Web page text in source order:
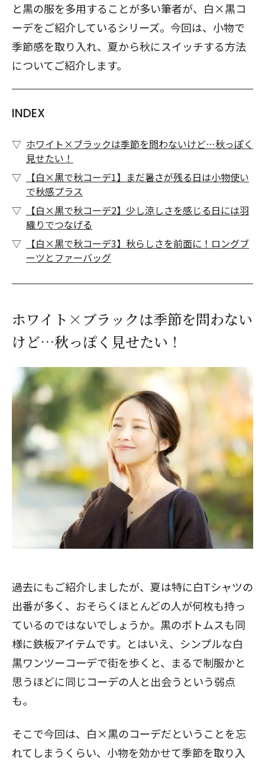
と黒の服を多用することが多い筆者が、白×黒コ
ーデをご紹介しているシリーズ。今回は、小物で
季節感を取り入れ、夏から秋にスイッチする方法
についてご紹介します。
INDEX
ホワイト×ブラックは季節を問わないけど…秋っぽく
見せたい！
【白×黒で秋コーデ1】まだ暑さが残る日は小物使い
で秋感プラス
【白×黒で秋コーデ2】少し涼しさを感じる日には羽
織りでつなげる
【白×黒で秋コーデ3】秋らしさを前面に！ロングブ
ーツとファーバッグ
ホワイト×ブラックは季節を問わない
けど…秋っぽく見せたい！
過去にもご紹介しましたが、夏は特に白Tシャツの
出番が多く、おそらくほとんどの人が何枚も持っ
ているのではないでしょうか。黒のボトムスも同
様に鉄板アイテムです。とはいえ、シンプルな白
黒ワンツーコーデで街を歩くと、まるで制服かと
思うほどに同じコーデの人と出会うという弱点
も。
そこで今回は、白×黒のコーデだということを忘
れてしまうくらい、小物を効かせて季節を取り入